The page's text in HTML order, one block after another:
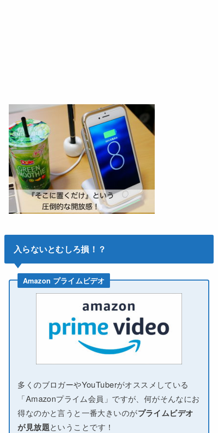
入らないとむしろ損！？
Amazon プライムビデオ
多くのブロガーやYouTuberがオススメしている
「Amazonプライム会員」ですが、何がそんなにお
得なのかと言うと一番大きいのがプライムビデオ
が見放題ということです！